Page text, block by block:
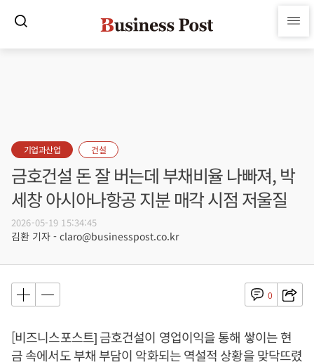
기업과산업 건설
금호건설 돈 잘 버는데 부채비율 나빠져, 박
세창 아시아나항공 지분 매각 시점 저울질
2026-05-19 15:34:45
김환 기자 - claro@businesspost.co.kr
0
[비즈니스포스트] 금호건설이 영업이익을 통해 쌓이는 현
금 속에서도 부채 부담이 악화되는 역설적 상황을 맞닥뜨렸